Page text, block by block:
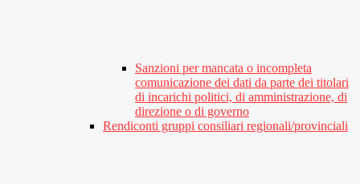
Sanzioni per mancata o incompleta
comunicazione dei dati da parte dei titolari
di incarichi politici, di amministrazione, di
direzione o di governo
Rendiconti gruppi consiliari regionali/provinciali